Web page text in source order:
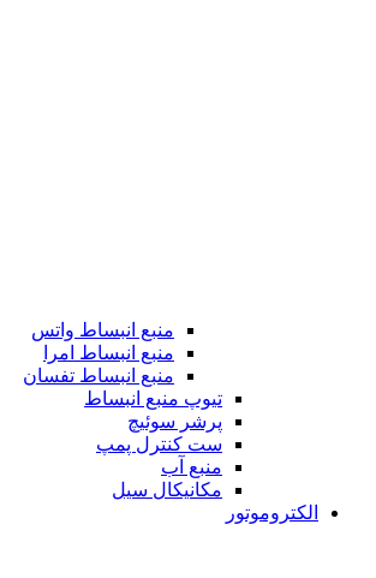
منبع انبساط واتس
منبع انبساط امرا
منبع انبساط تفسان
تیوپ منبع انبساط
پرشر سوئیچ
ست کنترل پمپ
منبع آب
مکانیکال سیل
الکتروموتور